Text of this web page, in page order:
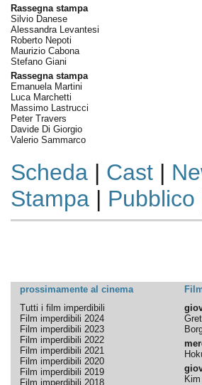
Rassegna stampa
Silvio Danese
Alessandra Levantesi
Roberto Nepoti
Maurizio Cabona
Stefano Giani
Rassegna stampa
Emanuela Martini
Luca Marchetti
Massimo Lastrucci
Peter Travers
Davide Di Giorgio
Valerio Sammarco
Scheda| Cast|
Stampa| Pubblico
prossimamente al cinema
Tutti i film imperdibili
Film imperdibili 2024
Film imperdibili 2023
Film imperdibili 2022
Film imperdibili 2021
Film imperdibili 2020
Film imperdibili 2019
Film imperdibili 2018